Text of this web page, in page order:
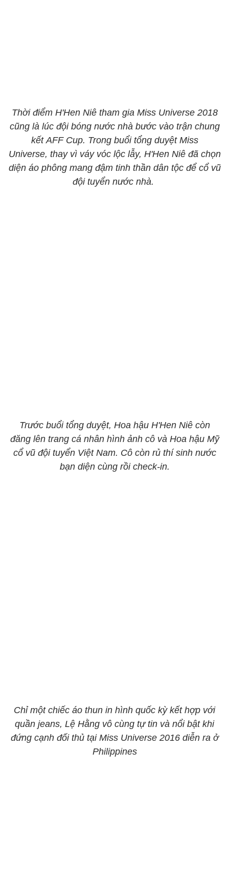
Thời điểm H'Hen Niê tham gia Miss Universe 2018
cũng là lúc đội bóng nước nhà bước vào trận chung
kết AFF Cup. Trong buổi tổng duyệt Miss
Universe, thay vì váy vóc lộc lẫy, H'Hen Niê đã chọn
diện áo phông mang đậm tinh thần dân tộc để cổ vũ
đội tuyển nước nhà.
Trước buổi tổng duyệt, Hoa hậu H'Hen Niê còn
đăng lên trang cá nhân hình ảnh cô và Hoa hậu Mỹ
cổ vũ đội tuyển Việt Nam. Cô còn rủ thí sinh nước
bạn diện cùng rồi check-in.
Chỉ một chiếc áo thun in hình quốc kỳ kết hợp với
quần jeans, Lệ Hằng vô cùng tự tin và nổi bật khi
đứng cạnh đối thủ tại Miss Universe 2016 diễn ra ở
Philippines